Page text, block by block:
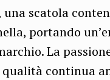
scatola
portando
La
qualità continua